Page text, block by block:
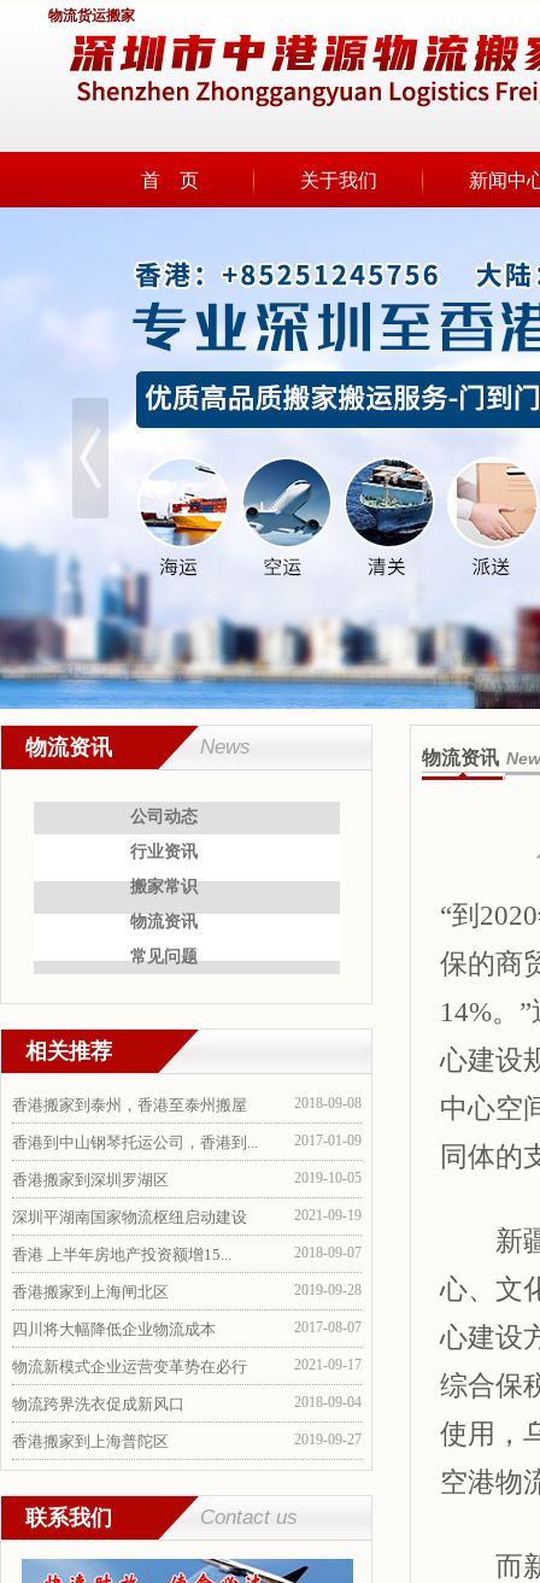
物流货运搬家
首 页 关于我们 新闻中
物流资讯 News
公司动态
行业资讯
搬家常识
物流资讯
常见问题
相关推荐
2018-09-08
香港搬家到泰州，香港至泰州搬屋
2017-01-09
香港到中山钢琴托运公司，香港到...
2019-10-05
香港搬家到深圳罗湖区
2021-09-19
深圳平湖南国家物流枢纽启动建设
2018-09-07
香港 上半年房地产投资额增15...
2019-09-28
香港搬家到上海闸北区
2017-08-07
四川将大幅降低企业物流成本
2021-09-17
物流新模式企业运营变革势在必行
2018-09-04
物流跨界洗衣促成新风口
2019-09-27
香港搬家到上海普陀区
联系我们 Contact us
物流资讯
“到
保的商
14%。
心建设
中心空
同体的
新疆
心、文
心建设
综合保
使用，
空港物
而新